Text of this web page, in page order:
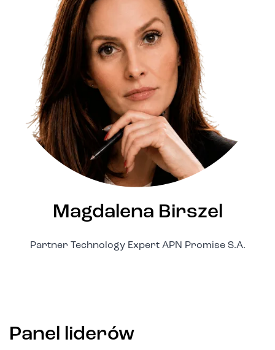
Magdalena Birszel
Partner Technology Expert APN Promise S.A.
Panel liderów